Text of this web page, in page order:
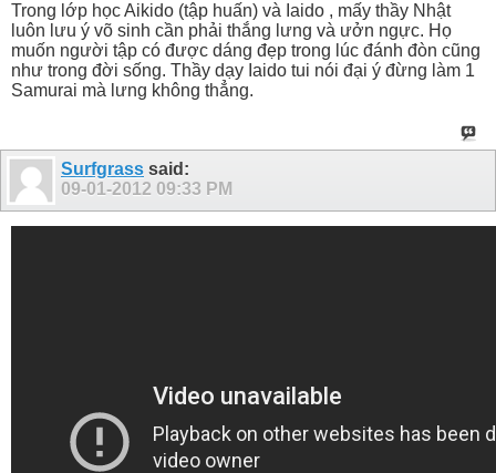
Trong lớp học Aikido (tập huấn) và Iaido , mấy thầy Nhật
luôn lưu ý võ sinh cần phải thắng lưng và ưởn ngực. Họ
muốn người tập có được dáng đẹp trong lúc đánh đòn cũng
như trong đời sống. Thầy dạy Iaido tui nói đại ý đừng làm 1
Samurai mà lưng không thẳng.
Surfgrass said:
09-01-2012 09:33 PM